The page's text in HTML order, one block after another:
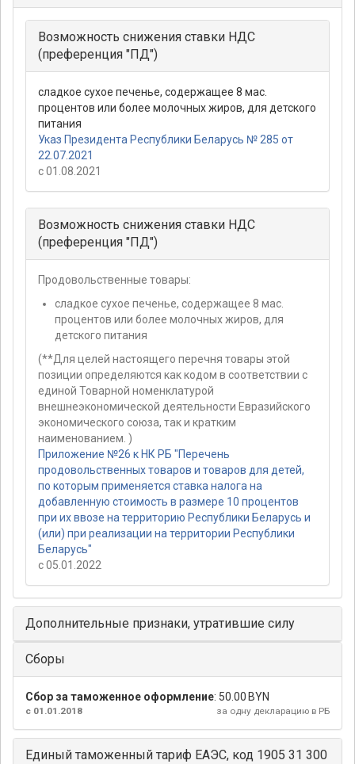
Возможность снижения ставки НДС
(преференция "ПД")
сладкое сухое печенье, содержащее 8 мас.
процентов или более молочных жиров, для детского
питания
Указ Президента Республики Беларусь № 285 от
22.07.2021
с 01.08.2021
Возможность снижения ставки НДС
(преференция "ПД")
Продовольственные товары:
сладкое сухое печенье, содержащее 8 мас.
процентов или более молочных жиров, для
детского питания
(**Для целей настоящего перечня товары этой
позиции определяются как кодом в соответствии с
единой Товарной номенклатурой
внешнеэкономической деятельности Евразийского
экономического союза, так и кратким
наименованием. )
Приложение №26 к НК РБ "Перечень
продовольственных товаров и товаров для детей,
по которым применяется ставка налога на
добавленную стоимость в размере 10 процентов
при их ввозе на территорию Республики Беларусь и
(или) при реализации на территории Республики
Беларусь"
с 05.01.2022
Дополнительные признаки, утратившие силу
Сборы
Сбор за таможенное оформление: 50.00 BYN
за одну декларацию в РБ
с 01.01.2018
Единый таможенный тариф ЕАЭС, код 1905 31 300